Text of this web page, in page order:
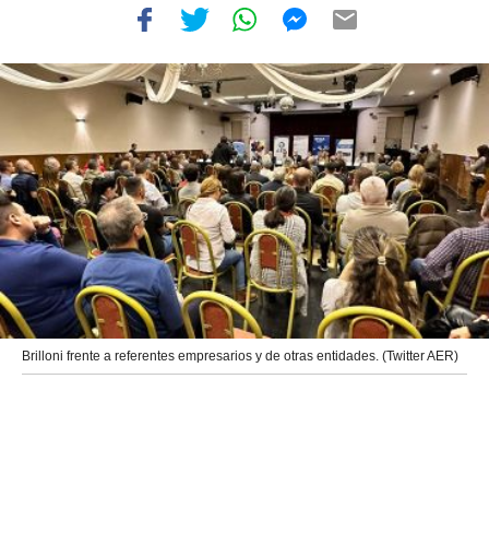
Brilloni frente a referentes empresarios y de otras entidades. (Twitter AER)